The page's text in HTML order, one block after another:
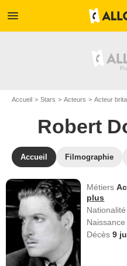
menu
Accueil Stars Acteurs Acteur
Robert
Accueil Filmographie
Métiers
plus
Nationalité
Naissance
Décès9